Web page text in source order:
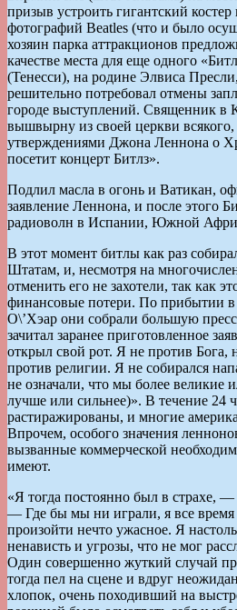
призыв устроить гигантский костер
фотографий Beatles (что и было
хозяин парка аттракционов
качестве места для еще одного
(Тенесси), на родине Элвиса
решительно потребовал отмены
городе выступлений. Священник в
вышвырну из своей церкви всякого,
утверждениями Джона Леннона о
посетит концерт Битлз».
Подлил масла в огонь и Ватикан,
заявление Леннона, и после этого
радиоволн в Испании, Южной
В этот момент битлы как раз
Штатам, и, несмотря на
отменить его не захотели, так как
финансовые потери. По прибытии в
О\’Хэар они собрали большую
зачитал заранее приготовленное
открыл свой рот. Я не против Бога,
против религии. Я не собирался
не означали, что мы более великие
лучше или сильнее)». В течение 24
растиражированы, и многие
Впрочем, особого значения
вызванные коммерческой
имеют.
«Я тогда постоянно был в страхе,
— Где бы мы ни играли, я все время
произойти нечто ужасное. Я
ненависть и угрозы, что не мог
Один совершенно жуткий случай
тогда пел на сцене и вдруг
хлопок, очень походивший на